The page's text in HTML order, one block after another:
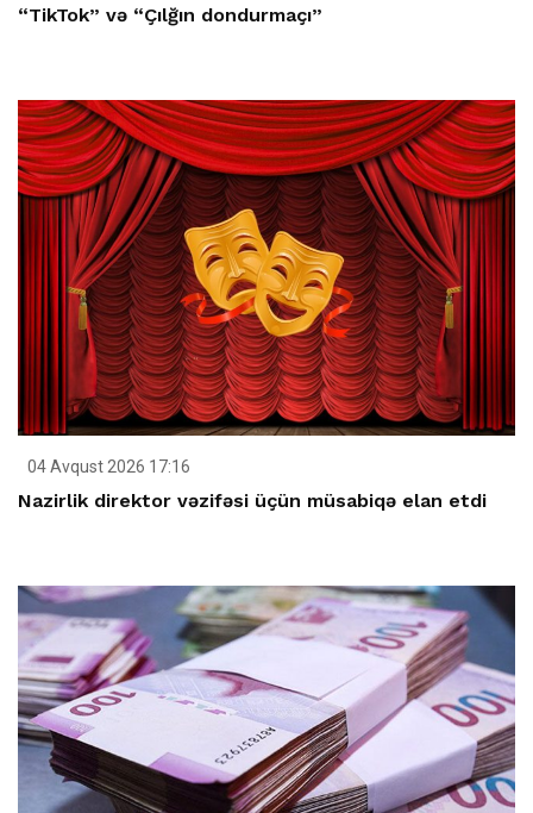
“TikTok” və “Çılğın dondurmaçı”
04 Avqust 2026 17:16
Nazirlik direktor vəzifəsi üçün müsabiqə elan etdi